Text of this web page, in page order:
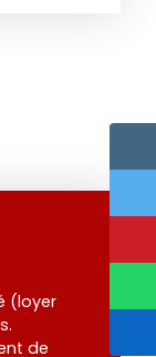
(loyer
de